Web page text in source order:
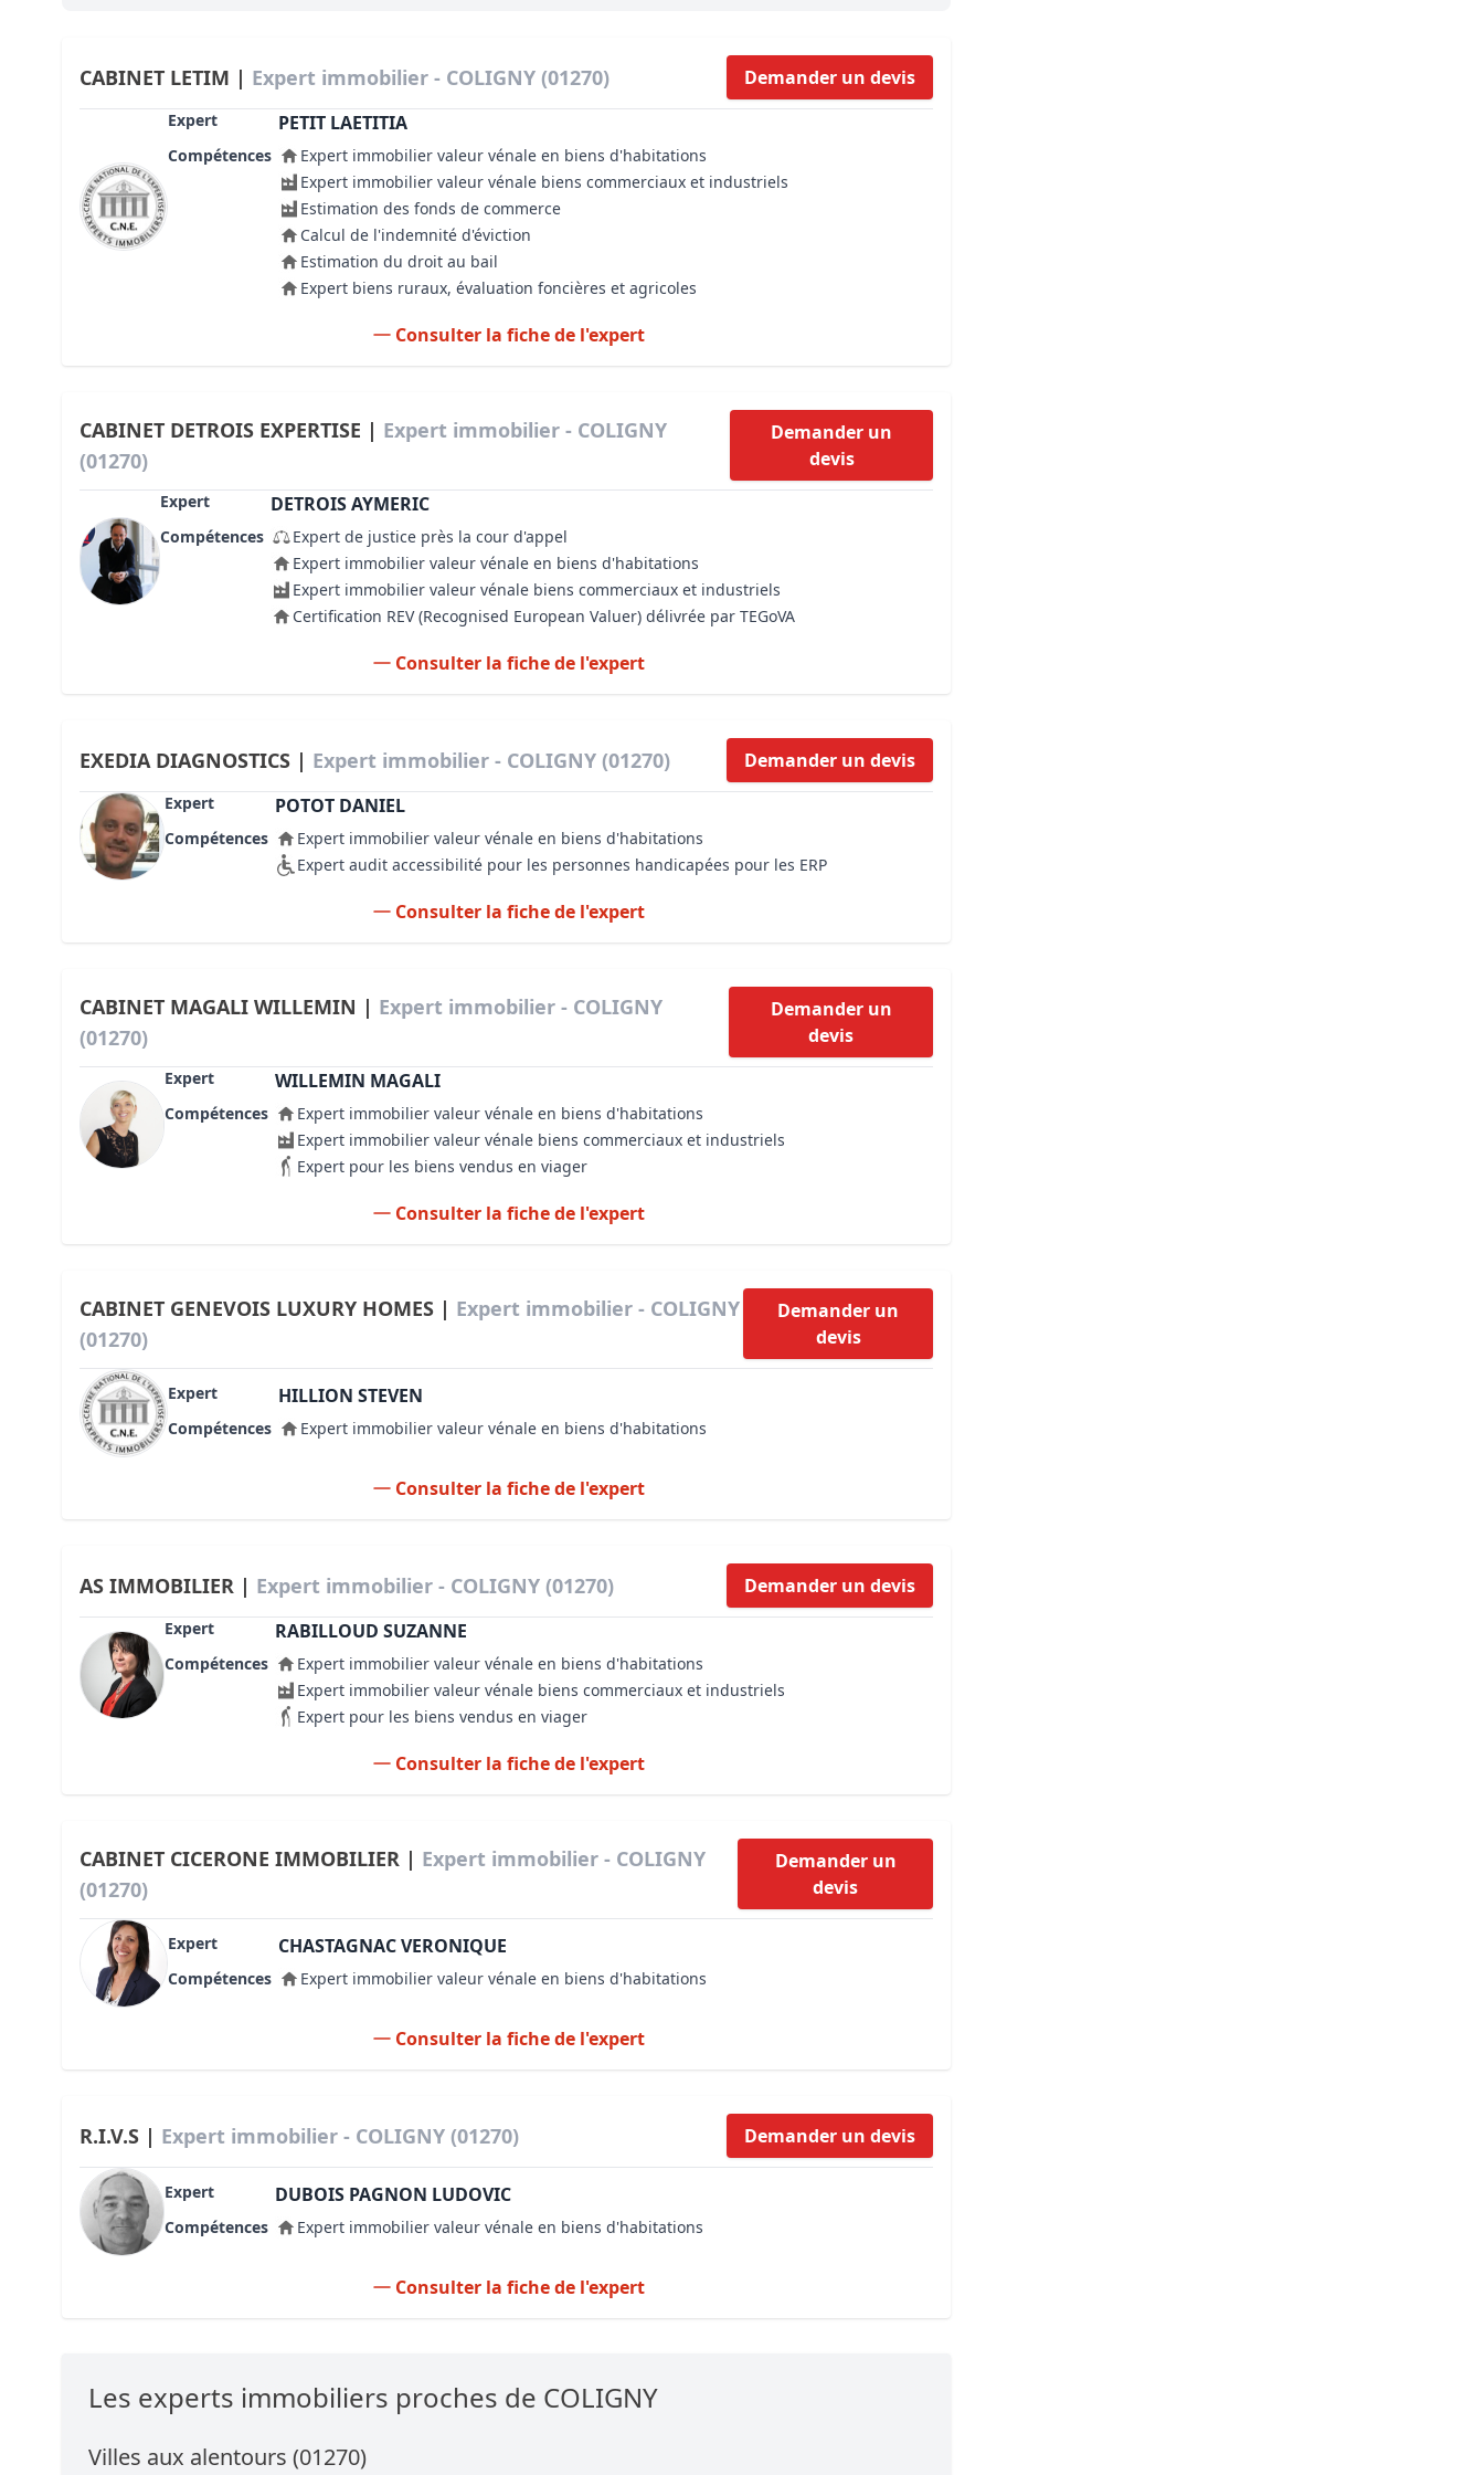
Règles d’urbanisme
Pathologies des bâtiments
Lecture et compréhension d’un Plan Local d’Urbanisme (PLU)
Droit de l'environnement et de l'immobilier
Estimer le droit au bail
Développer et organiser l'activité de Syndic
Biens d’exception, belles demeures, châteaux et traits de côte
Expertise pré-achat
CABINET LETIM | Expert immobilier - COLIGNY (01270) Demander un devis
Expert PETIT LAETITIA
Compétences
Expert immobilier valeur vénale en biens d'habitations
Expert immobilier valeur vénale biens commerciaux et industriels
Estimation des fonds de commerce
Calcul de l'indemnité d'éviction
Estimation du droit au bail
Expert biens ruraux, évaluation foncières et agricoles
Consulter la fiche de l'expert
CABINET DETROIS EXPERTISE | Expert immobilier - COLIGNY
(01270)
Demander un
devis
Expert DETROIS AYMERIC
Compétences
Expert de justice près la cour d'appel
Expert immobilier valeur vénale en biens d'habitations
Expert immobilier valeur vénale biens commerciaux et industriels
Certification REV (Recognised European Valuer) délivrée par TEGoVA
Consulter la fiche de l'expert
EXEDIA DIAGNOSTICS | Expert immobilier - COLIGNY (01270) Demander un devis
Expert POTOT DANIEL
Compétences
Expert immobilier valeur vénale en biens d'habitations
Expert audit accessibilité pour les personnes handicapées pour les ERP
Consulter la fiche de l'expert
CABINET MAGALI WILLEMIN | Expert immobilier - COLIGNY
(01270)
Demander un
devis
Expert WILLEMIN MAGALI
Compétences
Expert immobilier valeur vénale en biens d'habitations
Expert immobilier valeur vénale biens commerciaux et industriels
Expert pour les biens vendus en viager
Consulter la fiche de l'expert
CABINET GENEVOIS LUXURY HOMES | Expert immobilier - COLIGNY
(01270)
Demander un
devis
Expert HILLION STEVEN
Compétences Expert immobilier valeur vénale en biens d'habitations
Consulter la fiche de l'expert
AS IMMOBILIER | Expert immobilier - COLIGNY (01270) Demander un devis
Expert RABILLOUD SUZANNE
Compétences
Expert immobilier valeur vénale en biens d'habitations
Expert immobilier valeur vénale biens commerciaux et industriels
Expert pour les biens vendus en viager
Consulter la fiche de l'expert
CABINET CICERONE IMMOBILIER | Expert immobilier - COLIGNY
(01270)
Demander un
devis
Expert CHASTAGNAC VERONIQUE
Compétences Expert immobilier valeur vénale en biens d'habitations
Consulter la fiche de l'expert
R.I.V.S | Expert immobilier - COLIGNY (01270) Demander un devis
Expert DUBOIS PAGNON LUDOVIC
Compétences Expert immobilier valeur vénale en biens d'habitations
Consulter la fiche de l'expert
Les experts immobiliers proches de COLIGNY
Villes aux alentours (01270)